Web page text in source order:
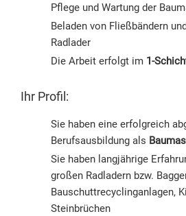
Pflege und Wartung der
Beladen von Fließbändern
Radlader
Die Arbeit erfolgt im 1-
Ihr Profil:
Sie haben eine erfolgreich
Berufsausbildung als
Sie haben langjährige
großen Radladern bzw.
Bauschuttrecyclinganlagen,
Steinbrüchen